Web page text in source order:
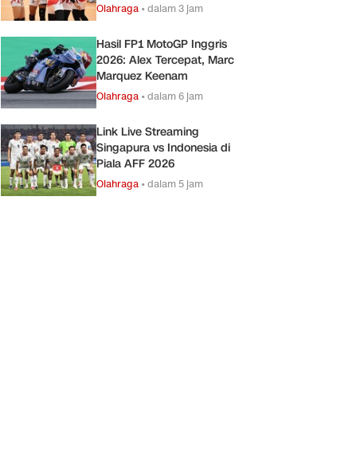
Olahraga •dalam 3 jam
Hasil FP1 MotoGP Inggris
2026: Alex Tercepat, Marc
Marquez Keenam
Olahraga •dalam 6 jam
Link Live Streaming
Singapura vs Indonesia di
Piala AFF 2026
Olahraga •dalam 5 jam